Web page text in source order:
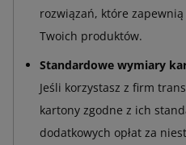
rozwiązań, które
Twoich produktów.
Standardowe wymiary
Jeśli korzystasz z firm
kartony zgodne z ich
dodatkowych opłat za